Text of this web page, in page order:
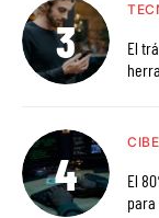
El
El